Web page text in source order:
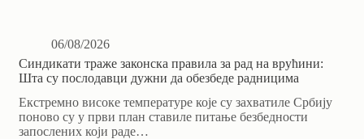
06/08/2026
Синдикати траже законска правила за рад на врућини:
Шта су послодавци дужни да обезбеде радницима
Екстремно високе температуре које су захватиле Србију
поново су у први план ставиле питање безбедности
запослених који раде…